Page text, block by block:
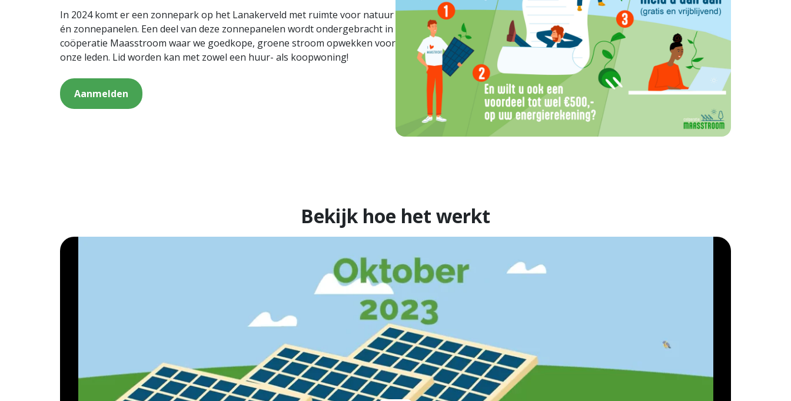
In 2024 komt er een zonnepark op het Lanakerveld met ruimte voor natuur
én zonnepanelen. Een deel van deze zonnepanelen wordt ondergebracht in
coöperatie Maasstroom waar we goedkope, groene stroom opwekken voor
onze leden. Lid worden kan met zowel een huur- als koopwoning!
Aanmelden
Bekijk hoe het werkt